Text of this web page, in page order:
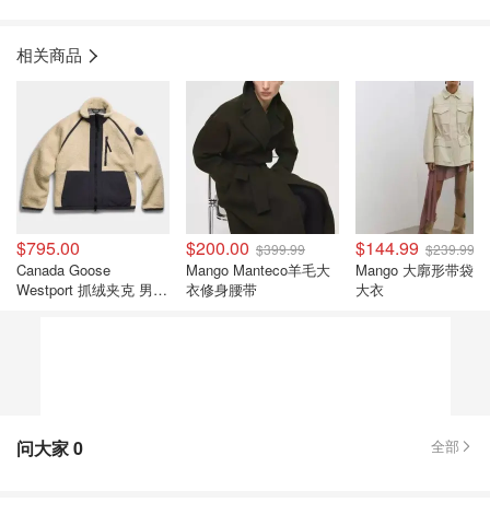
相关商品
$795.00
Canada Goose
Westport 抓绒夹克 男女
$200.00 $399.99
Mango Manteco羊毛大
衣修身腰带
$144.99 $239.99
Mango 大廓形带袋
大衣
问大家0 全部